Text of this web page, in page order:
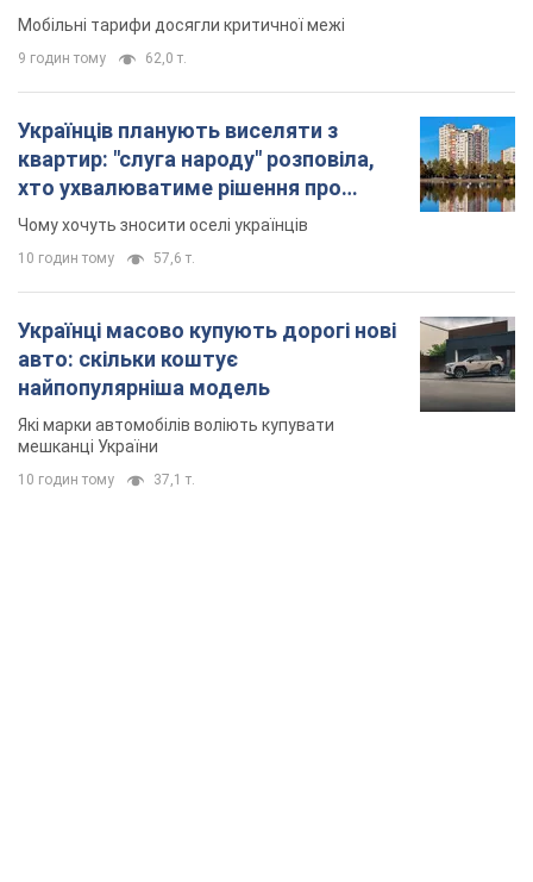
Мобільні тарифи досягли критичної межі
9 годин тому 62,0 т.
Українців планують виселяти з
квартир: "слуга народу" розповіла,
хто ухвалюватиме рішення про
знесення будинків
Чому хочуть зносити оселі українців
10 годин тому 57,6 т.
Українці масово купують дорогі нові
авто: скільки коштує
найпопулярніша модель
Які марки автомобілів воліють купувати
мешканці України
10 годин тому 37,1 т.